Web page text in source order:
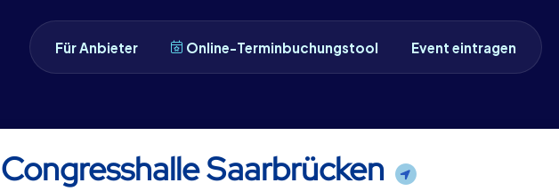
Für Anbieter Online-Terminbuchungstool Event eintragen
Congresshalle Saarbrücken